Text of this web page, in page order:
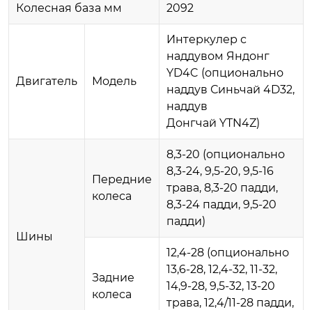
Колесная база мм 2092
Двигатель Модель
Интеркулер с
наддувом Яндонг
YD4C (опционально
наддув Синьчай 4D32,
наддув
Донгчай YTN4Z)
Шины
Передние
колеса
8,3-20 (опционально
8,3-24, 9,5-20, 9,5-16
трава, 8,3-20 падди,
8,3-24 падди, 9,5-20
падди)
Задние
колеса
12,4-28 (опционально
13,6-28, 12,4-32, 11-32,
14,9-28, 9,5-32, 13-20
трава, 12,4/11-28 падди,